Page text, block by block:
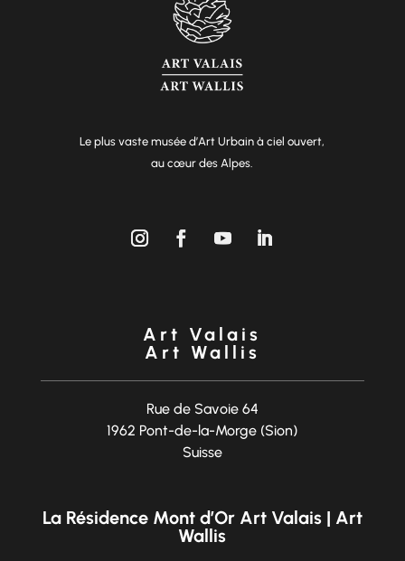
Le plus vaste musée d’Art Urbain à ciel ouvert,
au cœur des Alpes.
Art Valais
Art Wallis
Rue de Savoie 64
1962 Pont-de-la-Morge (Sion)
Suisse
La Résidence Mont d’Or Art Valais | Art
Wallis